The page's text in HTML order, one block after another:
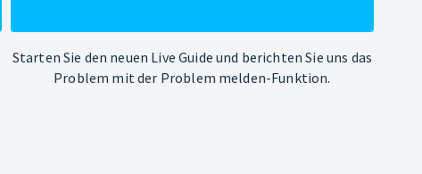
Starten Sie den neuen Live Guide und berichten Sie uns das
Problem mit der Problem melden-Funktion.